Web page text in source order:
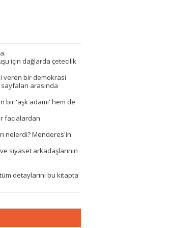
için dağlarda çetecilik
veren bir demokrasi
arasında
bir 'aşk adamı' hem de
facialardan
nelerdi? Menderes'in
siyaset arkadaşlarının
detaylarını bu kitapta